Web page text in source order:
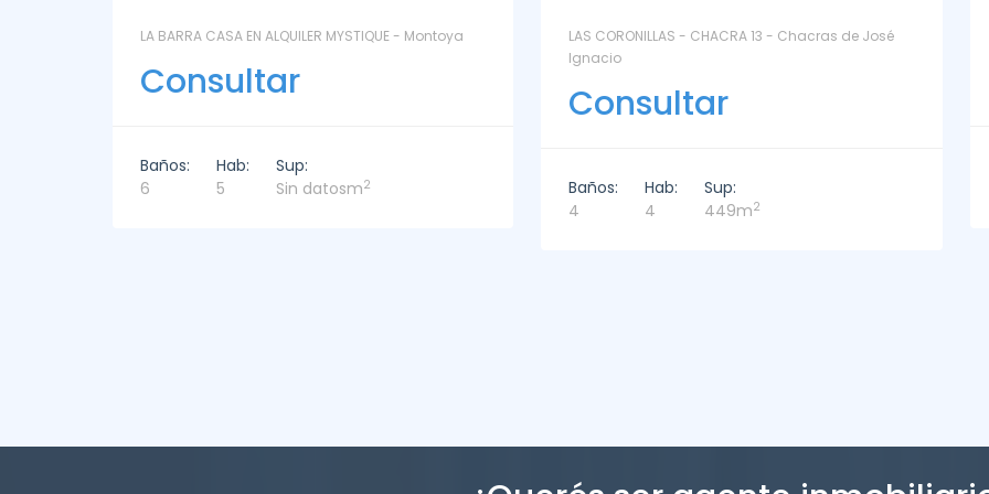
LAS CORONILLAS - CHACRA 13 - Chacras de José
Consultar
Baños:
Hab:
Sup:
La Paz Santa Monica - Santa Mónica
Consultar
2
3
221m